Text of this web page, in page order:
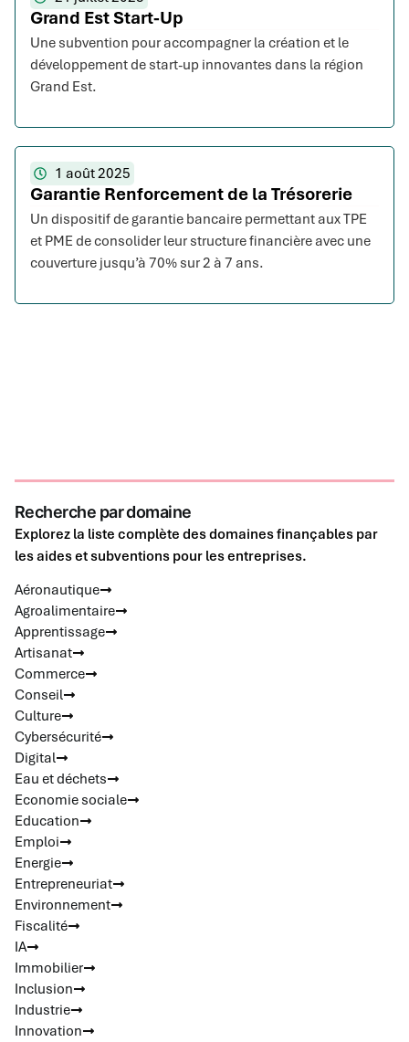
Grand Est Start-Up
Une subvention pour accompagner la création et le
développement de start-up innovantes dans la région
Grand Est.
1 août 2025
Garantie Renforcement de la Trésorerie
Un dispositif de garantie bancaire permettant aux TPE
et PME de consolider leur structure financière avec une
couverture jusqu’à 70% sur 2 à 7 ans.
Recherche par domaine
Explorez la liste complète des domaines finançables par
les aides et subventions pour les entreprises.
Aéronautique
Agroalimentaire
Apprentissage
Artisanat
Commerce
Conseil
Culture
Cybersécurité
Digital
Eau et déchets
Economie sociale
Education
Emploi
Energie
Entrepreneuriat
Environnement
Fiscalité
IA
Immobilier
Inclusion
Industrie
Innovation